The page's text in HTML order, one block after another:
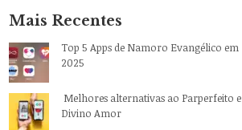
Mais Recentes
Top 5 Apps de Namoro Evangélico em
2025
Melhores alternativas ao Parperfeito e
Divino Amor